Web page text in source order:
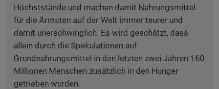
Höchststände und machen damit Nahrungsmittel
für die Ärmsten auf der Welt immer teurer und
damit unerschwinglich. Es wird geschätzt, dass
allein durch die Spekulationen auf
Grundnahrungsmittel in den letzten zwei Jahren 160
Millionen Menschen zusätzlich in den Hunger
getrieben wurden.